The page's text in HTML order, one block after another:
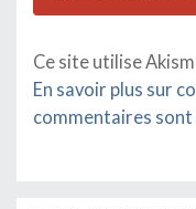
Ce site utilise
En savoir plus sur
commentaires